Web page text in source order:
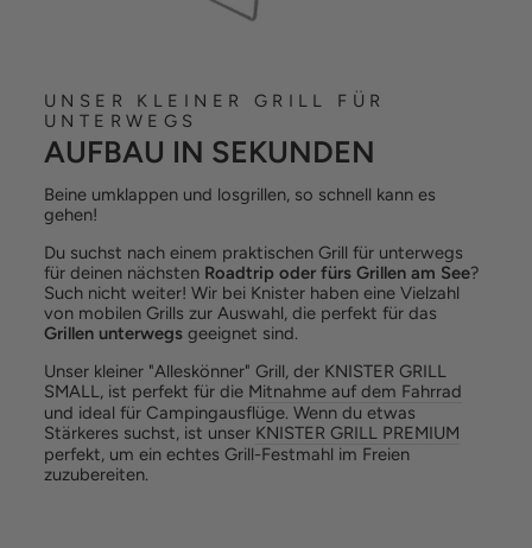
UNSER KLEINER GRILL FÜR
UNTERWEGS
AUFBAU IN SEKUNDEN
Beine umklappen und losgrillen, so schnell kann es
gehen!
Du suchst nach einem praktischen Grill für unterwegs
für deinen nächsten Roadtrip oder fürs Grillen am See?
Such nicht weiter! Wir bei Knister haben eine Vielzahl
von mobilen Grills zur Auswahl, die perfekt für das
Grillen unterwegs geeignet sind.
Unser kleiner "Alleskönner" Grill, der KNISTER GRILL
SMALL, ist perfekt für die Mitnahme auf dem Fahrrad
und ideal für Campingausflüge. Wenn du etwas
Stärkeres suchst, ist unser KNISTER GRILL PREMIUM
perfekt, um ein echtes Grill-Festmahl im Freien
zuzubereiten.